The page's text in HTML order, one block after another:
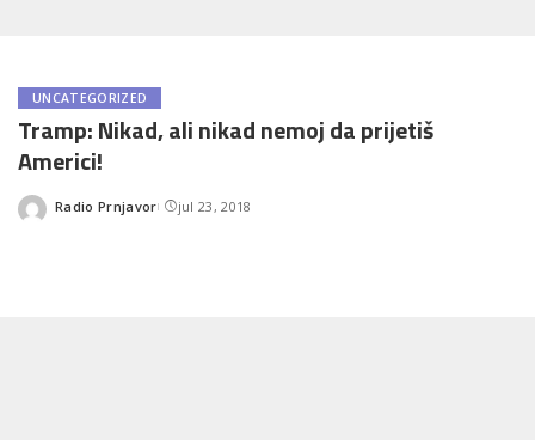
UNCATEGORIZED
Tramp: Nikad, ali nikad nemoj da prijetiš
Americi!
Posted
Radio Prnjavor jul 23, 2018